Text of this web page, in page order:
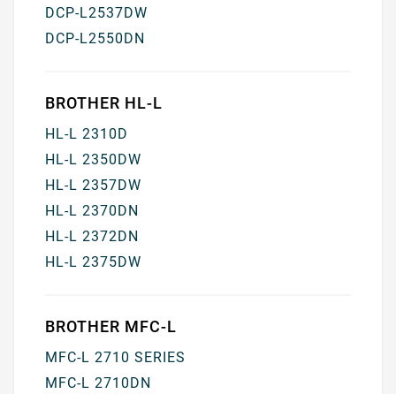
DCP-L2537DW
DCP-L2550DN
BROTHER HL-L
HL-L 2310D
HL-L 2350DW
HL-L 2357DW
HL-L 2370DN
HL-L 2372DN
HL-L 2375DW
BROTHER MFC-L
MFC-L 2710 SERIES
MFC-L 2710DN